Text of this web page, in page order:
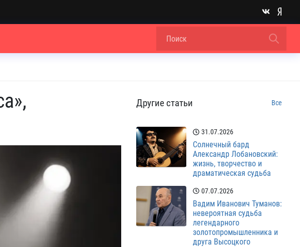
Другие статьи Все
31.07.2026
Солнечный бард
Александр Лобановский:
жизнь, творчество и
драматическая судьба
07.07.2026
Вадим Иванович Туманов:
невероятная судьба
легендарного
золотопромышленника и
друга Высоцкого